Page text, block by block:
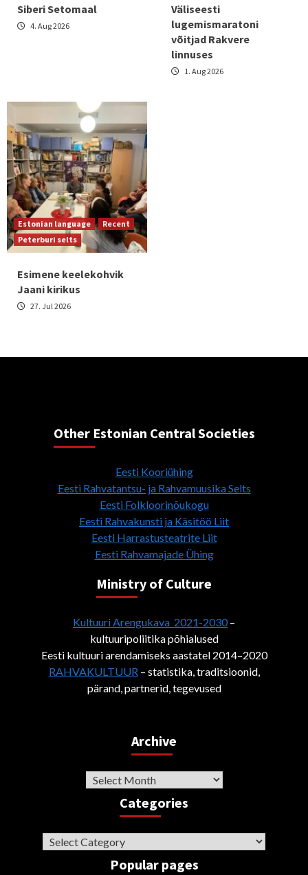
Siberi Setomaal
4. Aug 2026
Väliseesti
lugemismaratoni
võitjad Rakvere
linnuses
1. Aug 2026
Estonian language
Recent
Peterburi selts
Esimene keelekohvik
Jaani kirikus
27. Jul 2026
Other Estonian Central Societies
Eesti Kooriühing
Eesti Rahvatantsu- ja Rahvamuusika Selts
Eesti Folkloorinõukogu
Eesti Rahvakunsti ja Käsitöö Liit
Eesti Harrastusteatrite Liit
Eesti Rahvamajade Ühing
Ministry of Culture
Kultuuri Arengukava 2021-2030–
kultuuripoliitika põhialused
Eesti kultuuri arendamiseks aastatel 2014–2020
RAHVAKULTUUR– statistika, traditsioonid,
pärand, partnerid, tegevused
Archive
Archive
Categories
Categories
Popular pages